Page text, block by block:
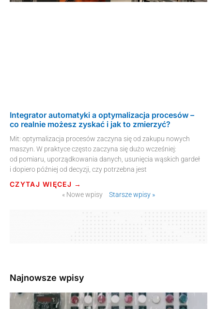
Integrator automatyki a optymalizacja procesów –
co realnie możesz zyskać i jak to zmierzyć?
Mit: optymalizacja procesów zaczyna się od zakupu nowych
maszyn. W praktyce często zaczyna się dużo wcześniej:
od pomiaru, uporządkowania danych, usunięcia wąskich gardeł
i dopiero później od decyzji, czy potrzebna jest
CZYTAJ WIĘCEJ →
« Nowe wpisy Starsze wpisy »
Najnowsze wpisy